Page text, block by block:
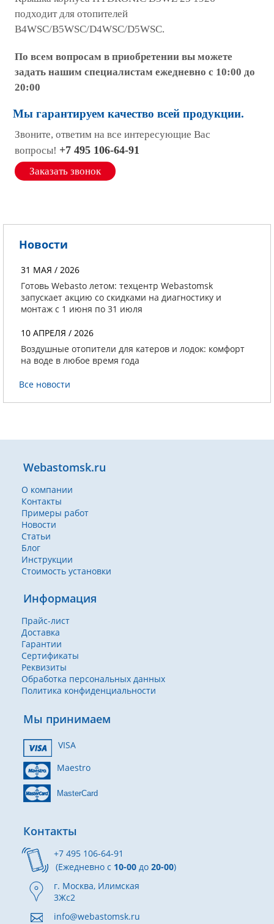
подходит для отопителей
B4WSC/B5WSC/D4WSC/D5WSC.
По всем вопросам в приобретении вы можете
задать нашим специалистам ежедневно с 10:00 до
20:00
Мы гарантируем качество всей продукции.
Звоните, ответим на все интересующие Вас
вопросы! +7 495 106-64-91
Заказать звонок
Новости
31 МАЯ / 2026
Готовь Webasto летом: техцентр Webastomsk
запускает акцию со скидками на диагностику и
монтаж с 1 июня по 31 июля
10 АПРЕЛЯ / 2026
Воздушные отопители для катеров и лодок: комфорт
на воде в любое время года
Все новости
Webastomsk.ru
О компании
Контакты
Примеры работ
Новости
Статьи
Блог
Инструкции
Стоимость установки
Информация
Прайс-лист
Доставка
Гарантии
Сертификаты
Реквизиты
Обработка персональных данных
Политика конфиденциальности
Мы принимаем
VISA
Maestro
MasterCard
Контакты
+7 495 106-64-91
(Ежедневно с 10-00 до 20-00)
г. Москва, Илимская
3Жс2
info@webastomsk.ru